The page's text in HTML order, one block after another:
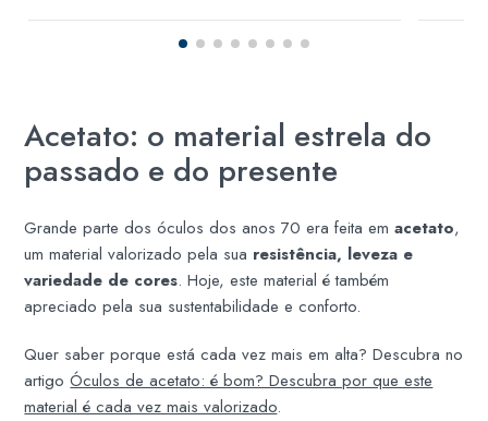
Acetato: o material estrela do
passado e do presente
Grande parte dos óculos dos anos 70 era feita emacetato,
um material valorizado pela sua resistência, leveza e
variedade de cores. Hoje, este material é também
apreciado pela sua sustentabilidade e conforto.
Quer saber porque está cada vez mais em alta? Descubra no
artigoÓculos de acetato: é bom? Descubra por que este
material é cada vez mais valorizado.